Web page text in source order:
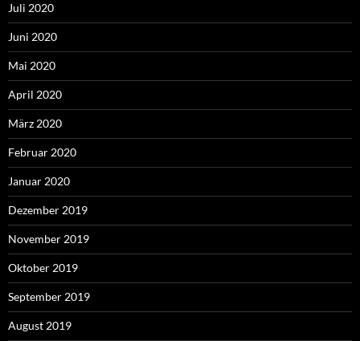
Juli 2020
Juni 2020
Mai 2020
April 2020
März 2020
Februar 2020
Januar 2020
Dezember 2019
November 2019
Oktober 2019
September 2019
August 2019